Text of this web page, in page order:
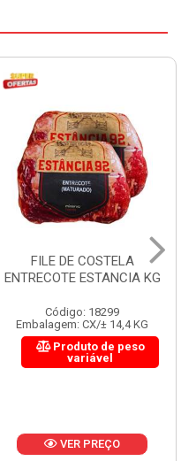
FILE DE COSTELA
ENTRECOTE ESTANCIA KG
Código: 18299
Embalagem: CX/± 14,4 KG
Produto de peso
variável
VER PREÇO